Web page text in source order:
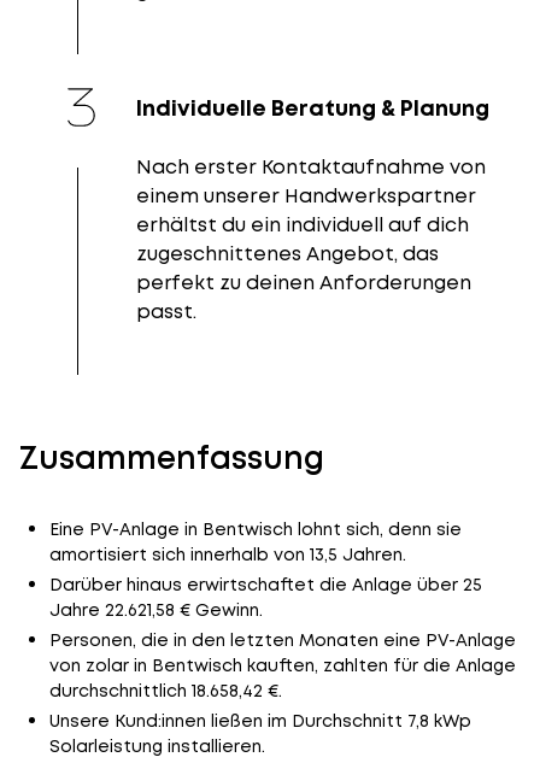
Individuelle Beratung & Planung
Nach erster Kontaktaufnahme von
einem unserer Handwerkspartner
erhältst du ein individuell auf dich
zugeschnittenes Angebot, das
perfekt zu deinen Anforderungen
passt.
Zusammenfassung
Eine PV-Anlage in Bentwisch lohnt sich, denn sie
amortisiert sich innerhalb von 13,5 Jahren.
Darüber hinaus erwirtschaftet die Anlage über 25
Jahre 22.621,58 € Gewinn.
Personen, die in den letzten Monaten eine PV-Anlage
von zolar in Bentwisch kauften, zahlten für die Anlage
durchschnittlich 18.658,42 €.
Unsere Kund:innen ließen im Durchschnitt 7,8 kWp
Solarleistung installieren.